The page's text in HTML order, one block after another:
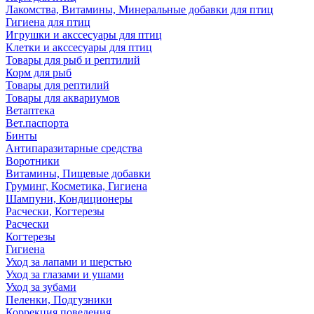
Лакомства, Витамины, Минеральные добавки для птиц
Гигиена для птиц
Игрушки и акссесуары для птиц
Клетки и акссесуары для птиц
Товары для рыб и рептилий
Корм для рыб
Товары для рептилий
Товары для аквариумов
Ветаптека
Вет.паспорта
Бинты
Антипаразитарные средства
Воротники
Витамины, Пищевые добавки
Груминг, Косметика, Гигиена
Шампуни, Кондиционеры
Расчески, Когтерезы
Расчески
Когтерезы
Гигиена
Уход за лапами и шерстью
Уход за глазами и ушами
Уход за зубами
Пеленки, Подгузники